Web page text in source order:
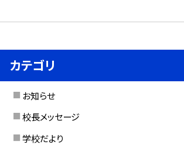
カテゴリ
お知らせ
校長メッセージ
学校だより